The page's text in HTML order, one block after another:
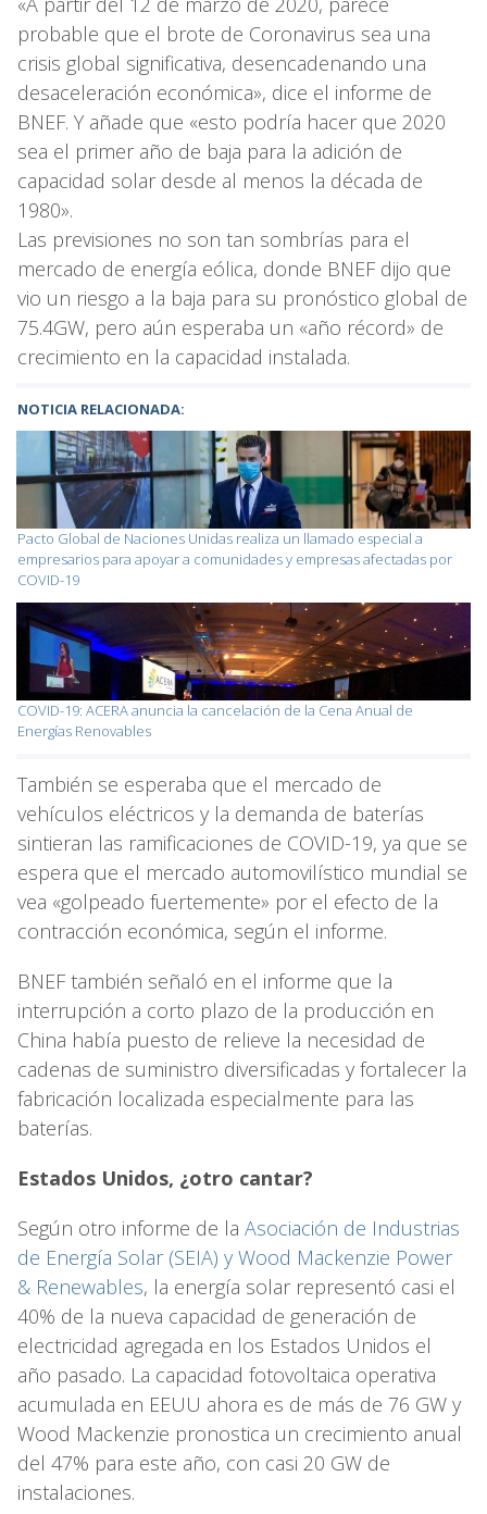
probable que el brote de Coronavirus sea una
crisis global significativa, desencadenando una
desaceleración económica», dice el informe de
BNEF. Y añade que «esto podría hacer que 2020
sea el primer año de baja para la adición de
capacidad solar desde al menos la década de
1980».
Las previsiones no son tan sombrías para el
mercado de energía eólica, donde BNEF dijo que
vio un riesgo a la baja para su pronóstico global de
75.4GW, pero aún esperaba un «año récord» de
crecimiento en la capacidad instalada.
NOTICIA RELACIONADA:
Pacto Global de Naciones Unidas realiza un llamado especial a
empresarios para apoyar a comunidades y empresas afectadas por
COVID-19
COVID-19: ACERA anuncia la cancelación de la Cena Anual de
Energías Renovables
También se esperaba que el mercado de
vehículos eléctricos y la demanda de baterías
sintieran las ramificaciones de COVID-19, ya que se
espera que el mercado automovilístico mundial se
vea «golpeado fuertemente» por el efecto de la
contracción económica, según el informe.
BNEF también señaló en el informe que la
interrupción a corto plazo de la producción en
China había puesto de relieve la necesidad de
cadenas de suministro diversificadas y fortalecer la
fabricación localizada especialmente para las
baterías.
Estados Unidos, ¿otro cantar?
Según otro informe de la Asociación de Industrias
de Energía Solar (SEIA) y Wood Mackenzie Power
& Renewables, la energía solar representó casi el
40% de la nueva capacidad de generación de
electricidad agregada en los Estados Unidos el
año pasado. La capacidad fotovoltaica operativa
acumulada en EEUU ahora es de más de 76 GW y
Wood Mackenzie pronostica un crecimiento anual
del 47% para este año, con casi 20 GW de
instalaciones.